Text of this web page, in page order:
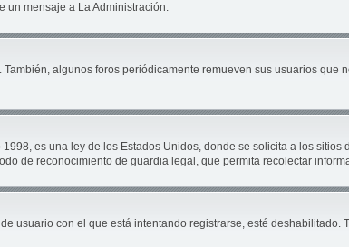
un mensaje a La Administración.
algunos foros periódicamente remueven sus usuarios
es una ley de los Estados Unidos, donde se solicita a los
de reconocimiento de guardia legal, que permita recolectar
usuario con el que está intentando registrarse, esté